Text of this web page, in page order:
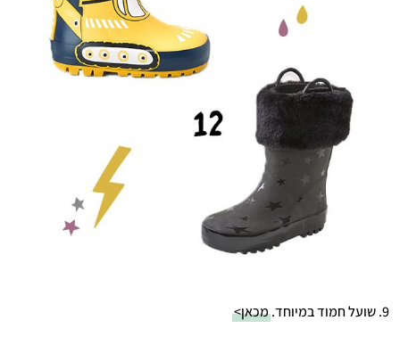
9. שועל חמוד במיוחד. מכאן>